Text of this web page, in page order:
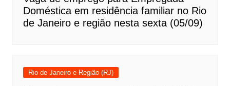
Doméstica em residência familiar no Rio
de Janeiro e região nesta sexta (05/09)
Rio de Janeiro e Região (RJ)